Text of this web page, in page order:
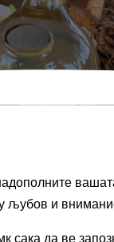
љубов и